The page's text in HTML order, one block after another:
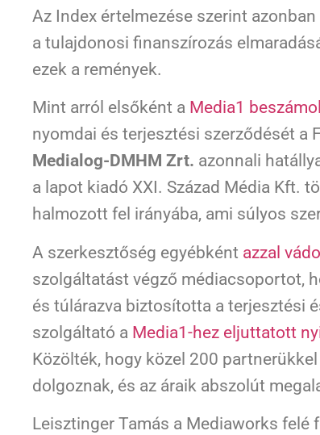
Az Index értelmezése szerint
a tulajdonosi finanszírozás
ezek a remények.
Mint arról elsőként a Media1
nyomdai és terjesztési szerződését a
Medialog-DMHM Zrt. azonnali
a lapot kiadó XXI. Század Média Kft.
halmozott fel irányába, ami súlyos
A szerkesztőség egyébként azzal
szolgáltatást végző médiacsoportot,
és túlárazva biztosította a terjesztési
szolgáltató a Media1-hez eljuttatott
Közölték, hogy közel 200
dolgoznak, és az áraik abszolút
Leisztinger Tamás a Mediaworks